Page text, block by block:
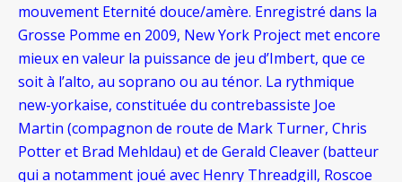
mouvement Eternité douce/amère. Enregistré dans la
Grosse Pomme en 2009, New York Project met encore
mieux en valeur la puissance de jeu d’Imbert, que ce
soit à l’alto, au soprano ou au ténor. La rythmique
new-yorkaise, constituée du contrebassiste Joe
Martin (compagnon de route de Mark Turner, Chris
Potter et Brad Mehldau) et de Gerald Cleaver (batteur
qui a notamment joué avec Henry Threadgill, Roscoe